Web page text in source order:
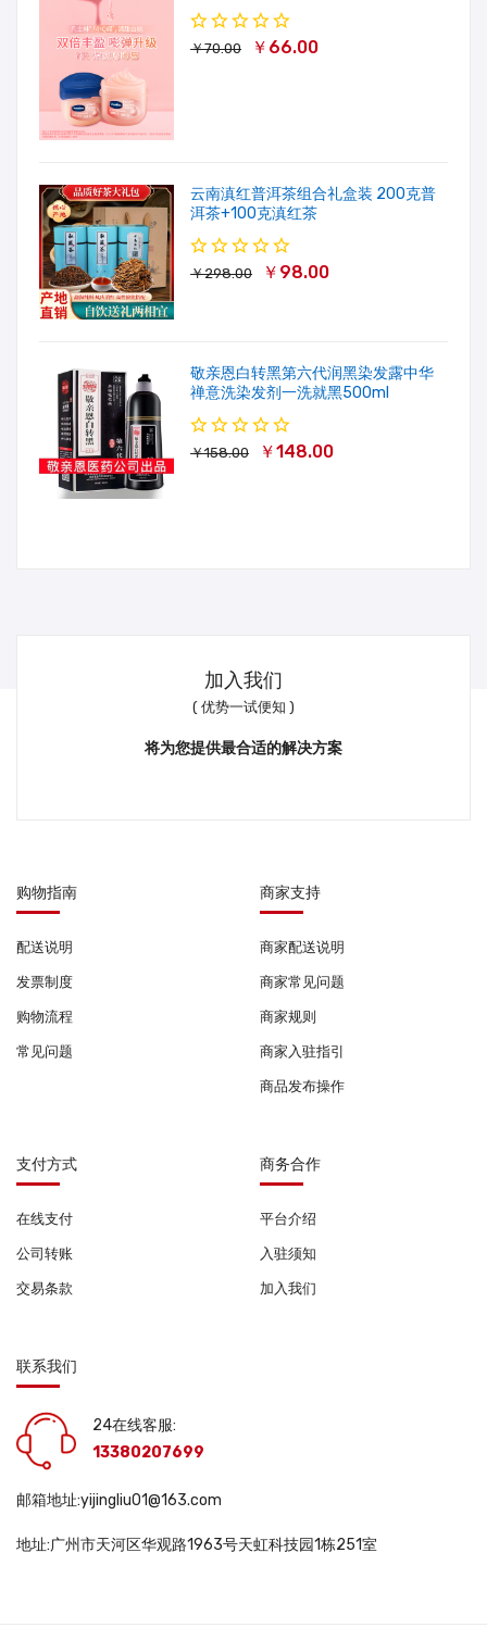
￥70.00 ￥66.00
云南滇红普洱茶组合礼盒装 200克普
洱茶+100克滇红茶
￥298.00 ￥98.00
敬亲恩白转黑第六代润黑染发露中华
禅意洗染发剂一洗就黑500ml
￥158.00 ￥148.00
加入我们
( 优势一试便知 )
将为您提供最合适的解决方案
购物指南
配送说明
发票制度
购物流程
常见问题
商家支持
商家配送说明
商家常见问题
商家规则
商家入驻指引
商品发布操作
支付方式
在线支付
公司转账
交易条款
商务合作
平台介绍
入驻须知
加入我们
联系我们
24在线客服:
13380207699
邮箱地址:yijingliu01@163.com
地址:广州市天河区华观路1963号天虹科技园1栋251室